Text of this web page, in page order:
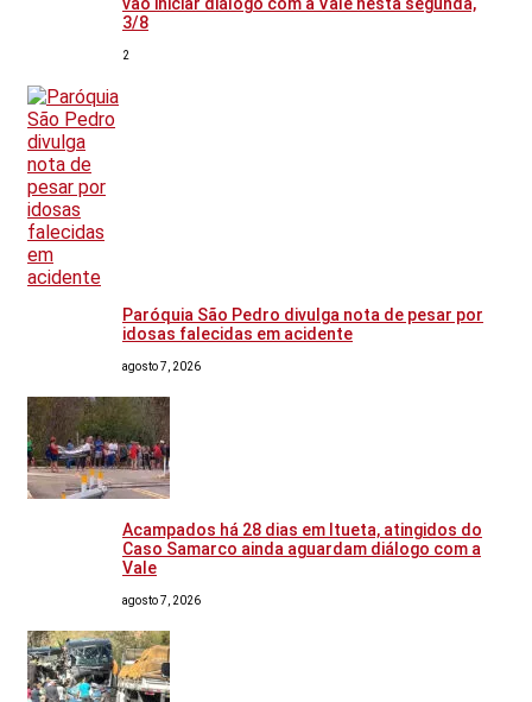
3/8
2
Paróquia São Pedro divulga nota de pesar por
idosas falecidas em acidente
agosto 7, 2026
Acampados há 28 dias em Itueta, atingidos do
Caso Samarco ainda aguardam diálogo com a
Vale
agosto 7, 2026